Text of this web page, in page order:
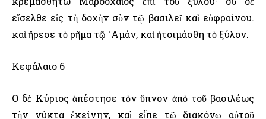
εἴσελθε εἰς τὴ δοχὴν σὺν τῷ βασιλεῖ καὶ εὐφραίνου.
καὶ ἤρεσε τὸ ρῆμα τῷ ᾿Αμάν, καὶ ἡτοιμάσθη τὸ ξύλον.
Κεφάλαιο 6
Ο δὲ Κύριος ἀπέστησε τὸν ὕπνον ἀπὸ τοῦ βασιλέως
τὴν νύκτα ἐκείνην, καὶ εἶπε τῷ διακόνῳ αὐτοῦ